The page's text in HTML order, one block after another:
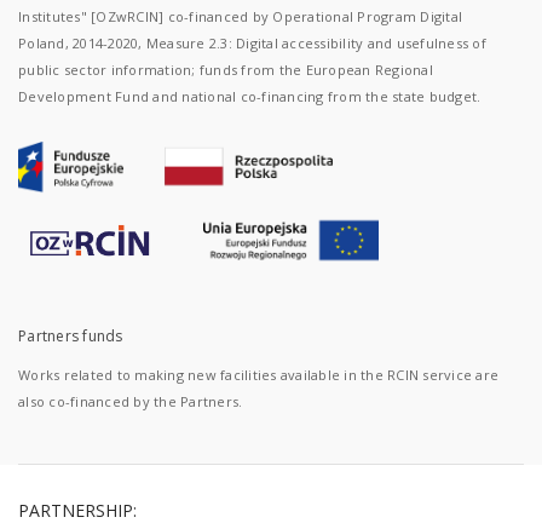
Institutes" [OZwRCIN] co-financed by Operational Program Digital
Poland, 2014-2020, Measure 2.3: Digital accessibility and usefulness of
public sector information; funds from the European Regional
Development Fund and national co-financing from the state budget.
Partners funds
Works related to making new facilities available in the RCIN service are
also co-financed by the Partners.
PARTNERSHIP: